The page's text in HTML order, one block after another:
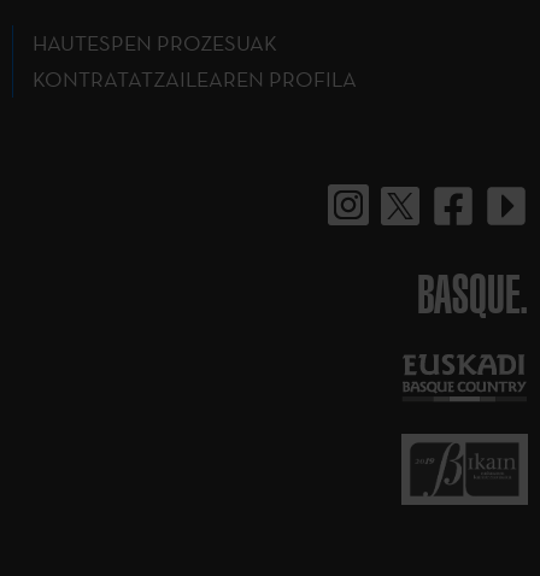
HAUTESPEN PROZESUAK
KONTRATATZAILEAREN PROFILA
BASQUE.